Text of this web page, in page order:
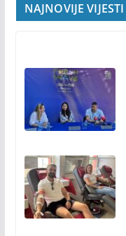
NAJNOVIJE VIJESTI